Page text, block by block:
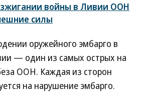
войны в Ливии ООН
силы
оружейного эмбарго в
— один из самых острых на
ООН. Каждая из сторон
на нарушение эмбарго.